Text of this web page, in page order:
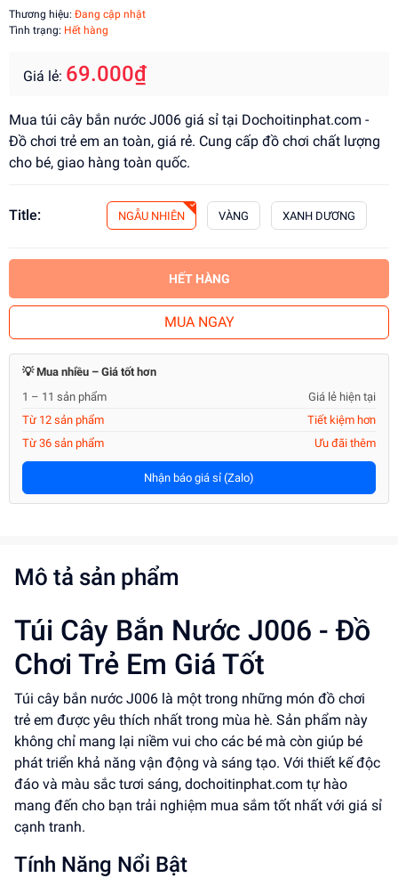
Thương hiệu: Đang cập nhật
Tình trạng: Hết hàng
Giá lẻ: 69.000₫
Mua túi cây bắn nước J006 giá sỉ tại Dochoitinphat.com -
Đồ chơi trẻ em an toàn, giá rẻ. Cung cấp đồ chơi chất lượng
cho bé, giao hàng toàn quốc.
Title: NGẪU NHIÊN VÀNG XANH DƯƠNG
HẾT HÀNG
MUA NGAY
💡 Mua nhiều – Giá tốt hơn
1 – 11 sản phẩm
Giá lẻ hiện tại
Từ 12 sản phẩm
Tiết kiệm hơn
Từ 36 sản phẩm
Ưu đãi thêm
Nhận báo giá sỉ (Zalo)
Mô tả sản phẩm
Túi Cây Bắn Nước J006 - Đồ
Chơi Trẻ Em Giá Tốt
Túi cây bắn nước J006 là một trong những món đồ chơi
trẻ em được yêu thích nhất trong mùa hè. Sản phẩm này
không chỉ mang lại niềm vui cho các bé mà còn giúp bé
phát triển khả năng vận động và sáng tạo. Với thiết kế độc
đáo và màu sắc tươi sáng, dochoitinphat.com tự hào
mang đến cho bạn trải nghiệm mua sắm tốt nhất với giá sỉ
cạnh tranh.
Tính Năng Nổi Bật